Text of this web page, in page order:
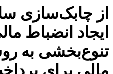
از چابک‌سازی
ایجاد انضباط
تنوع‌بخشی به